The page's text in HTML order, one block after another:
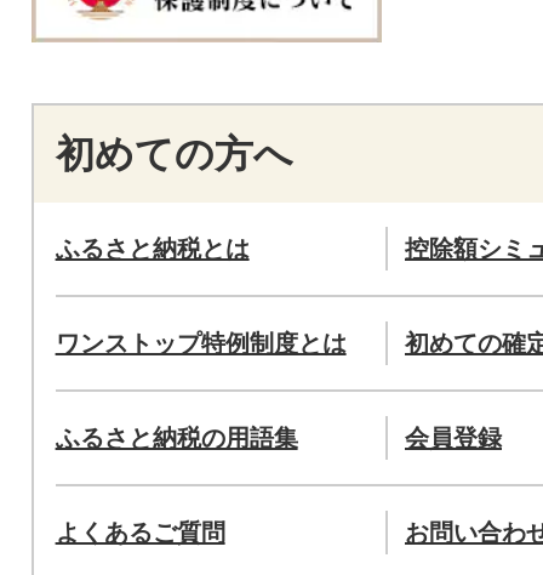
初めての方へ
ふるさと納税とは 控除額シミ
ワンストップ特例制度とは 初めての確
ふるさと納税の用語集 会員登録
よくあるご質問 お問い合わ